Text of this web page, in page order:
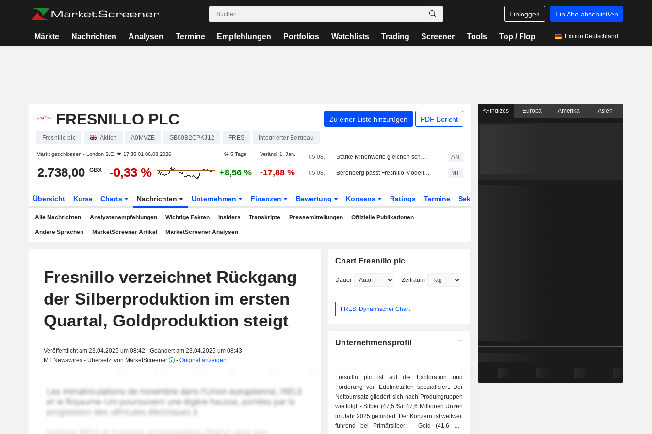
Einloggen Ein Abo abschließen
Märkte Nachrichten Analysen Termine Empfehlungen Portfolios Watchlists Trading Screener Tools Top / Flop Edition Deutschland
FRESNILLO PLC Zu einer Liste hinzufügen PDF-Bericht
Fresnillo plc Aktien A0MVZE GB00B2QPKJ12 FRES Integrierter Bergbau
Markt geschlossen - London S.E. 17:35:01 06.08.2026 % 5 Tage Veränd. 1. Jan.
2.738,00 GBX -0,33 % +8,56 % -17,88 %
05.08. Starke Minenwerte gleichen schwache Asien-Finanzwerte aus AN
05.08. Berenberg passt Fresnillo-Modell nach H1-Bericht an; Einstufung 'Halten' bleibt MT
Übersicht Kurse Charts Nachrichten Unternehmen Finanzen Bewertung Konsens Ratings Termine Sektor
Alle Nachrichten Analystenempfehlungen Wichtige Fakten Insiders Transkripte Pressemitteilungen Offizielle Publikationen
Andere Sprachen MarketScreener Artikel MarketScreener Analysen
Fresnillo verzeichnet Rückgang
der Silberproduktion im ersten
Quartal, Goldproduktion steigt
Veröffentlicht am 23.04.2025 um 08:42 - Geändert am 23.04.2025 um 08:43
MT Newswires - Übersetzt von MarketScreener
- Original anzeigen
Chart Fresnillo plc
Dauer Zeitraum
FRES: Dynamischer Chart
Unternehmensprofil
Fresnillo plc ist auf die Exploration und
Förderung von Edelmetallen spezialisiert. Der
Nettoumsatz gliedert sich nach Produktgruppen
wie folgt: - Silber (47,5 %): 47,6 Millionen Unzen
im Jahr 2025 gefördert. Der Konzern ist weltweit
führend bei Primärsilber; - Gold (41,6 %):
Indizes Europa Amerika Asien